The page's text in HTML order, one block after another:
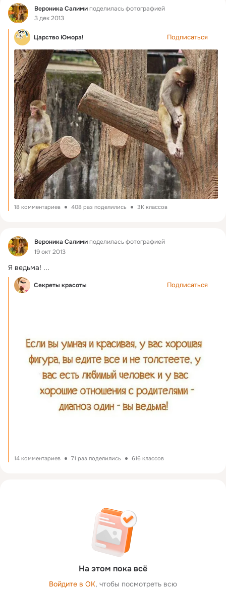
Фид Вероника Салимиподелилась фотографией
3 дек 2013
Царство Юмора! Подписаться
18 комментариев 408 раз поделились 3K классов
Фид Вероника Салимиподелилась фотографией
19 окт 2013
Я ведьма! ...
Секреты красоты Подписаться
14 комментариев 71 раз поделились 616 классов
На этом пока всё
Войдите в ОК, чтобы посмотреть всю